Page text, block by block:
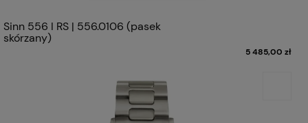
Sinn 556 I RS | 556.0106 (pasek
skórzany)
5 485,00 zł